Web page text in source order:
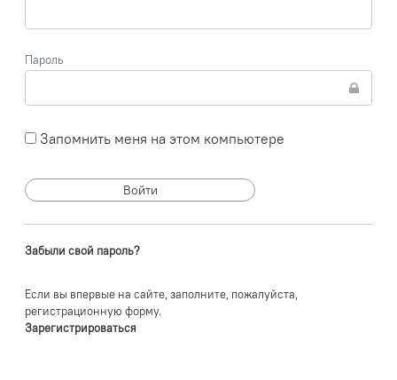
Пароль
Запомнить меня на этом компьютере
Забыли свой пароль?
Если вы впервые на сайте, заполните, пожалуйста,
регистрационную форму.
Зарегистрироваться